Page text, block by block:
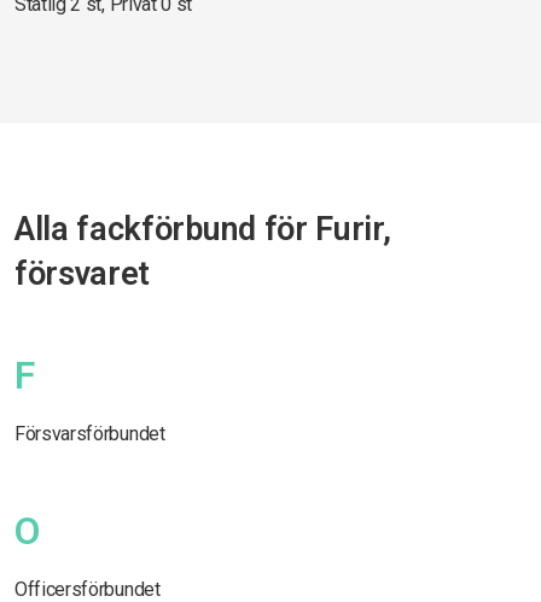
Alla fackförbund för Furir,
försvaret
F
Försvarsförbundet
O
Officersförbundet